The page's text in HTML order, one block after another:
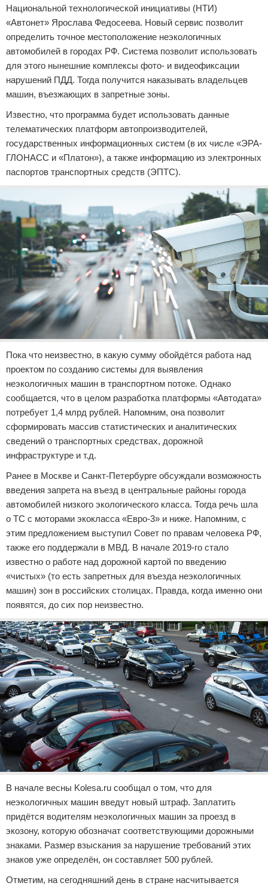
Национальной технологической инициативы (НТИ)
«Автонет» Ярослава Федосеева. Новый сервис позволит
определить точное местоположение неэкологичных
автомобилей в городах РФ. Система позволит использовать
для этого нынешние комплексы фото- и видеофиксации
нарушений ПДД. Тогда получится наказывать владельцев
машин, въезжающих в запретные зоны.
Известно, что программа будет использовать данные
телематических платформ автопроизводителей,
государственных информационных систем (в их числе «ЭРА-
ГЛОНАСС и «Платон»), а также информацию из электронных
паспортов транспортных средств (ЭПТС).
Пока что неизвестно, в какую сумму обойдётся работа над
проектом по созданию системы для выявления
неэкологичных машин в транспортном потоке. Однако
сообщается, что в целом разработка платформы «Автодата»
потребует 1,4 млрд рублей. Напомним, она позволит
сформировать массив статистических и аналитических
сведений о транспортных средствах, дорожной
инфраструктуре и т.д.
Ранее в Москве и Санкт-Петербурге обсуждали возможность
введения запрета на въезд в центральные районы города
автомобилей низкого экологического класса. Тогда речь шла
о ТС с моторами экокласса «Евро-3» и ниже. Напомним, с
этим предложением выступил Совет по правам человека РФ,
также его поддержали в МВД. В начале 2019-го стало
известно о работе над дорожной картой по введению
«чистых» (то есть запретных для въезда неэкологичных
машин) зон в российских столицах. Правда, когда именно они
появятся, до сих пор неизвестно.
В начале весны Kolesa.ru сообщал о том, что для
неэкологичных машин введут новый штраф. Заплатить
придётся водителям неэкологичных машин за проезд в
экозону, которую обозначат соответствующими дорожными
знаками. Размер взыскания за нарушение требований этих
знаков уже определён, он составляет 500 рублей.
Отметим, на сегодняшний день в стране насчитывается